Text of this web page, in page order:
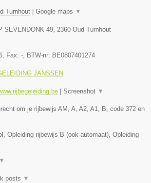
Turnhout Google maps ▼
SEVENDONK 49, 2360 Oud Turnhout
, Fax: -, BTW-nr: BE0807401274
JANSSEN
Screenshot ▼
om je rijbewijs AM, A, A2, A1, B, code 372 en
Opleiding rijbewijs B (ook automaat), Opleiding
▼
posts ▼